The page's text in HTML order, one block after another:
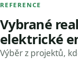
REFERENCE
Vybrané
elektrické
Výběr z projektů,